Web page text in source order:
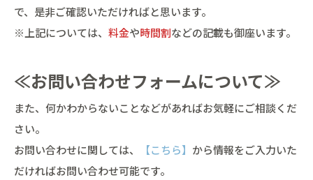
で、是非ご確認いただければと思います。
※上記については、 料金や時間割などの記載も御座います。
≪お問い合わせフォームについて≫
また、何かわからないことなどがあればお気軽にご相談くだ
さい。
お問い合わせに関しては、
【こちら】 から情報をご入力いた
だければお問い合わせ可能です。